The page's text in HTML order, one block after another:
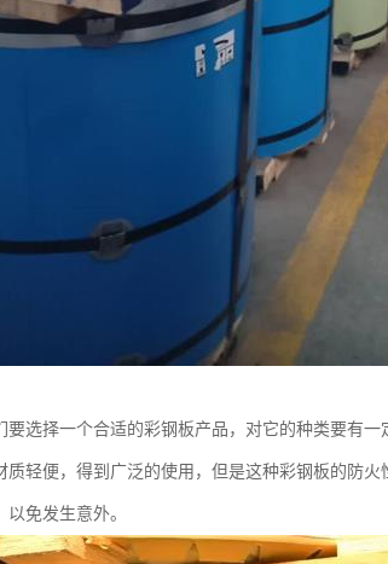
选择一个合适的彩钢板产品，对它的种类要有
轻便，得到广泛的使用，但是这种彩钢板的防
免发生意外。